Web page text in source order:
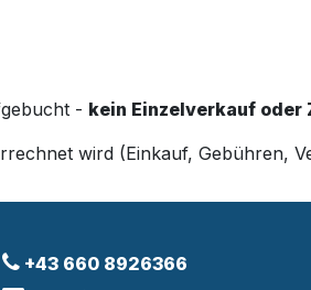
- kein Einzelverkauf oder
wird (Einkauf, Gebühren,
+43 660 8926366